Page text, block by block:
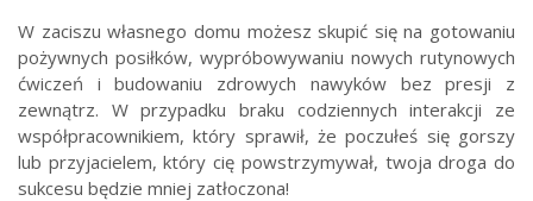
W zaciszu własnego domu możesz skupić się na gotowaniu
pożywnych posiłków, wypróbowywaniu nowych rutynowych
ćwiczeń i budowaniu zdrowych nawyków bez presji z
zewnątrz. W przypadku braku codziennych interakcji ze
współpracownikiem, który sprawił, że poczułeś się gorszy
lub przyjacielem, który cię powstrzymywał, twoja droga do
sukcesu będzie mniej zatłoczona!